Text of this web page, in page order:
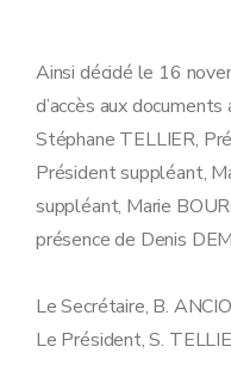
Ainsi décidé le 16
d’accès aux
Stéphane TELLIER,
Président suppléant,
suppléant, Marie
présence de Denis
Le Secrétaire, B.
Le Président, S.